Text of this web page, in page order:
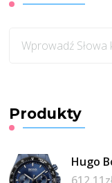
czegoś?
Produkty
Hugo